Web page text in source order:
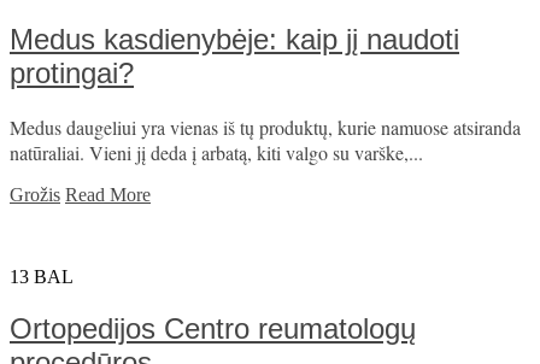
Medus kasdienybėje: kaip jį naudoti
protingai?
Medus daugeliui yra vienas iš tų produktų, kurie namuose atsiranda
natūraliai. Vieni jį deda į arbatą, kiti valgo su varške,...
Grožis Read More
13 BAL
Ortopedijos Centro reumatologų